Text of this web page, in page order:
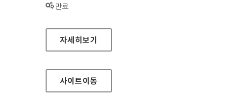
상태 :
만료
꿈드래 쇼핑몰 홈페이지
자세히보기
사이트이동